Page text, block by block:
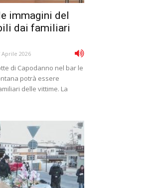
immagini del
dai familiari
Aprile 2026
di Capodanno nel bar le
potrà essere
delle vittime. La